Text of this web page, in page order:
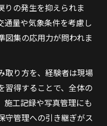
りの発生を抑えられま
通量や気象条件を考慮し
図集の応用力が問われま
取り方を、経験者は現場
習得することで、全体の
施工記録や写真管理にも
守管理への引き継ぎがス